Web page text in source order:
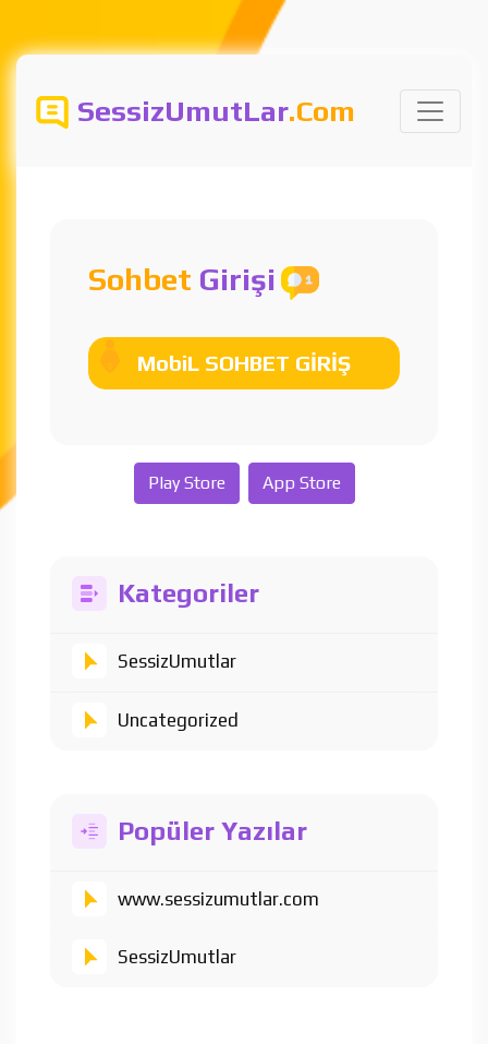
SessizUmutLar.Com
Sohbet Girişi
MobiL SOHBET GİRİŞ
Play Store App Store
Kategoriler
SessizUmutlar
Uncategorized
Popüler Yazılar
www.sessizumutlar.com
SessizUmutlar